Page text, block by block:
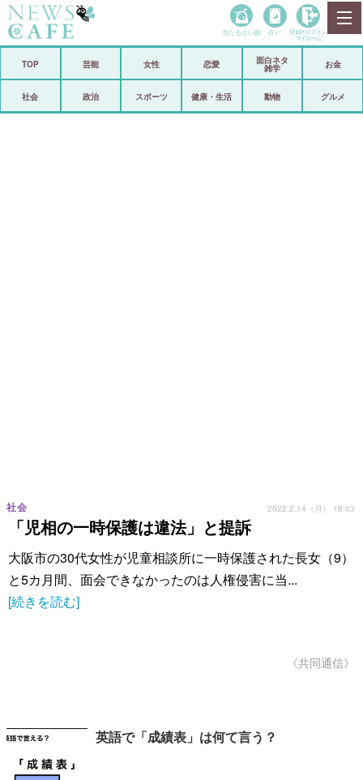
政治
当たる占い師 占い 登録• ログイン
マイルーム
TOP 芸能 女性 恋愛
面白ネタ
雑学
お金
社会 政治 スポーツ 健康・生活 動物 グルメ
「児相の一時保護は違法」と提訴
社会 2022.2.14（月） 18:03
大阪市の30代女性が児童相談所に一時保護された長女（9）
と5カ月間、面会できなかったのは人権侵害に当...
[続きを読む]
《共同通信》
英語で「成績表」は何て言う？